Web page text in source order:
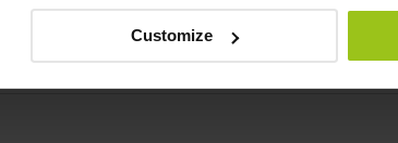
Customize
Visa referenser
Relaterade produkter